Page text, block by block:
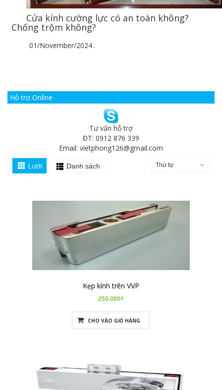
Cửa kính cường lực có an toàn không?
Chống trộm không?
01/November/2024 .
Hỗ trợ Online
Tư vấn hỗ trợ
ĐT: 0912 876 339
Email: vietphong126@gmail.com
Lưới
Danh sách Thứ tự
Kẹp kính trên VVP
250.000₫
CHO VÀO GIỎ HÀNG